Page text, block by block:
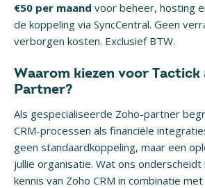
€50 per maand voor beheer, hosting
de koppeling via SyncCentral. Geen
verborgen kosten. Exclusief BTW.
Waarom kiezen voor Tactick
Partner?
Als gespecialiseerde Zoho-partner
CRM-processen als financiële
geen standaardkoppeling, maar een
jullie organisatie. Wat ons
kennis van Zoho CRM in combinatie